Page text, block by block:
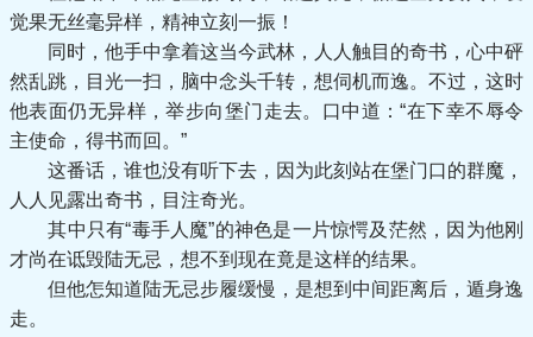
觉果无丝毫异样，精神立刻一振！
同时，他手中拿着这当今武林，人人触目的奇书，心中砰
然乱跳，目光一扫，脑中念头千转，想伺机而逸。不过，这时
他表面仍无异样，举步向堡门走去。口中道：“在下幸不辱令
主使命，得书而回。”
这番话，谁也没有听下去，因为此刻站在堡门口的群魔，
人人见露出奇书，目注奇光。
其中只有“毒手人魔”的神色是一片惊愕及茫然，因为他刚
才尚在诋毁陆无忌，想不到现在竟是这样的结果。
但他怎知道陆无忌步履缓慢，是想到中间距离后，遁身逸
走。